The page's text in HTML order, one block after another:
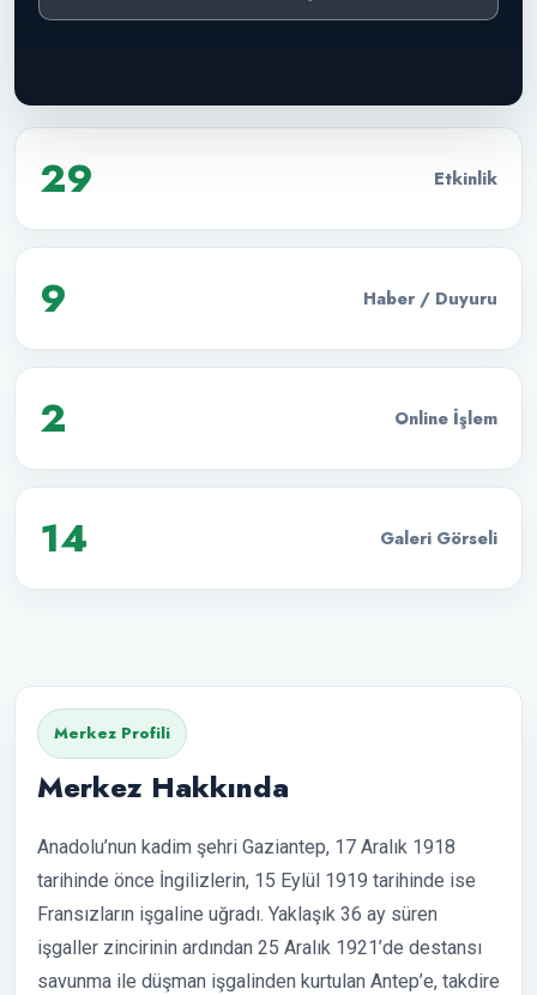
29 Etkinlik
9 Haber / Duyuru
2 Online İşlem
14 Galeri Görseli
Merkez Profili
Merkez Hakkında
Anadolu’nun kadim şehri Gaziantep, 17 Aralık 1918
tarihinde önce İngilizlerin, 15 Eylül 1919 tarihinde ise
Fransızların işgaline uğradı. Yaklaşık 36 ay süren
işgaller zincirinin ardından 25 Aralık 1921’de destansı
savunma ile düşman işgalinden kurtulan Antep’e, takdire